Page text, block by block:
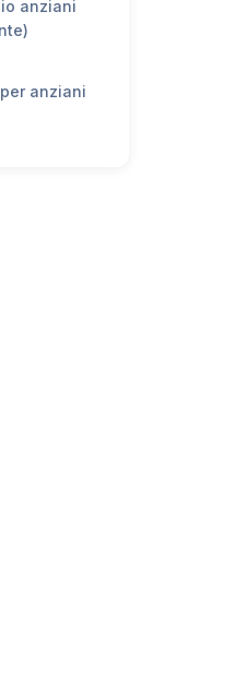
anziani
anziani